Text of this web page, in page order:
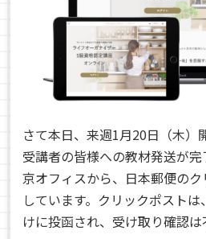
さて本日、来週1月20日（木）
受講者の皆様への教材発送が
京オフィスから、日本郵便の
しています。クリックポスト
けに投函され、受け取り確認は